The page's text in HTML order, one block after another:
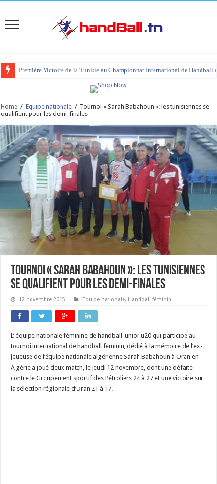
Première Victoire de la Tunisie au Championnat International de Handball
Home / Equipe nationale / Tournoi « Sarah Babahoun »: les tunisiennes se
qualifient pour les demi-finales
Tournoi « Sarah Babahoun »: les tunisiennes
se qualifient pour les demi-finales
12 novembre 2015 Equipe nationale, Handball féminin
L’ équipe nationale féminine de handball junior u20 qui participe au
tournoi international de handball féminin, dédié à la mémoire de l’ex-
joueuse de l’équipe nationale algérienne Sarah Babahoun à Oran en
Algérie a joué deux match, le jeudi 12 novembre, dont une défaite
contre le Groupement sportif des Pétroliers 24 à 27 et une victoire sur
la sélection régionale d’Oran 21 à 17.